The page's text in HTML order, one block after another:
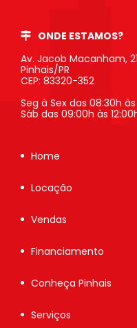
ONDE ESTAMOS?
Av. Jacob Macanham,
Pinhais/PR
CEP: 83320-352
Seg à Sex das 08:30h às
Sáb das 09:00h às
Home
Locação
Vendas
Financiamento
Conheça Pinhais
Serviços